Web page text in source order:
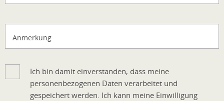
Anmerkung
Ich bin damit einverstanden, dass meine
personenbezogenen Daten verarbeitet und
gespeichert werden. Ich kann meine Einwilligung